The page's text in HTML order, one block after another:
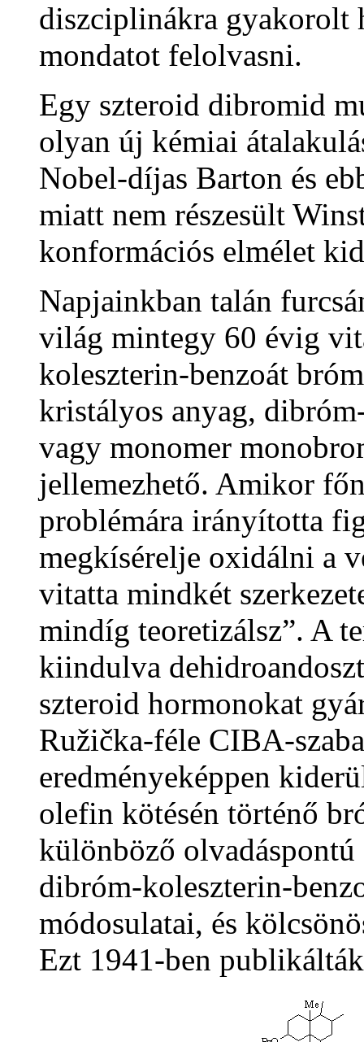
diszciplinákra gyakorolt
mondatot felolvasni.
Egy szteroid dibromid
olyan új kémiai
Nobel-díjas Barton és
miatt nem részesült
konformációs elmélet
Napjainkban talán
világ mintegy 60 évig
koleszterin-benzoát
kristályos anyag,
vagy monomer
jellemezhető. Amikor
problémára irányította
megkísérelje oxidálni a
vitatta mindkét
mindíg teoretizálsz”. A
kiindulva
szteroid hormonokat
Ružička-féle CIBA-
eredményeképpen
olefin kötésén történő
különböző
dibróm-koleszterin-
módosulatai, és
Ezt 1941-ben